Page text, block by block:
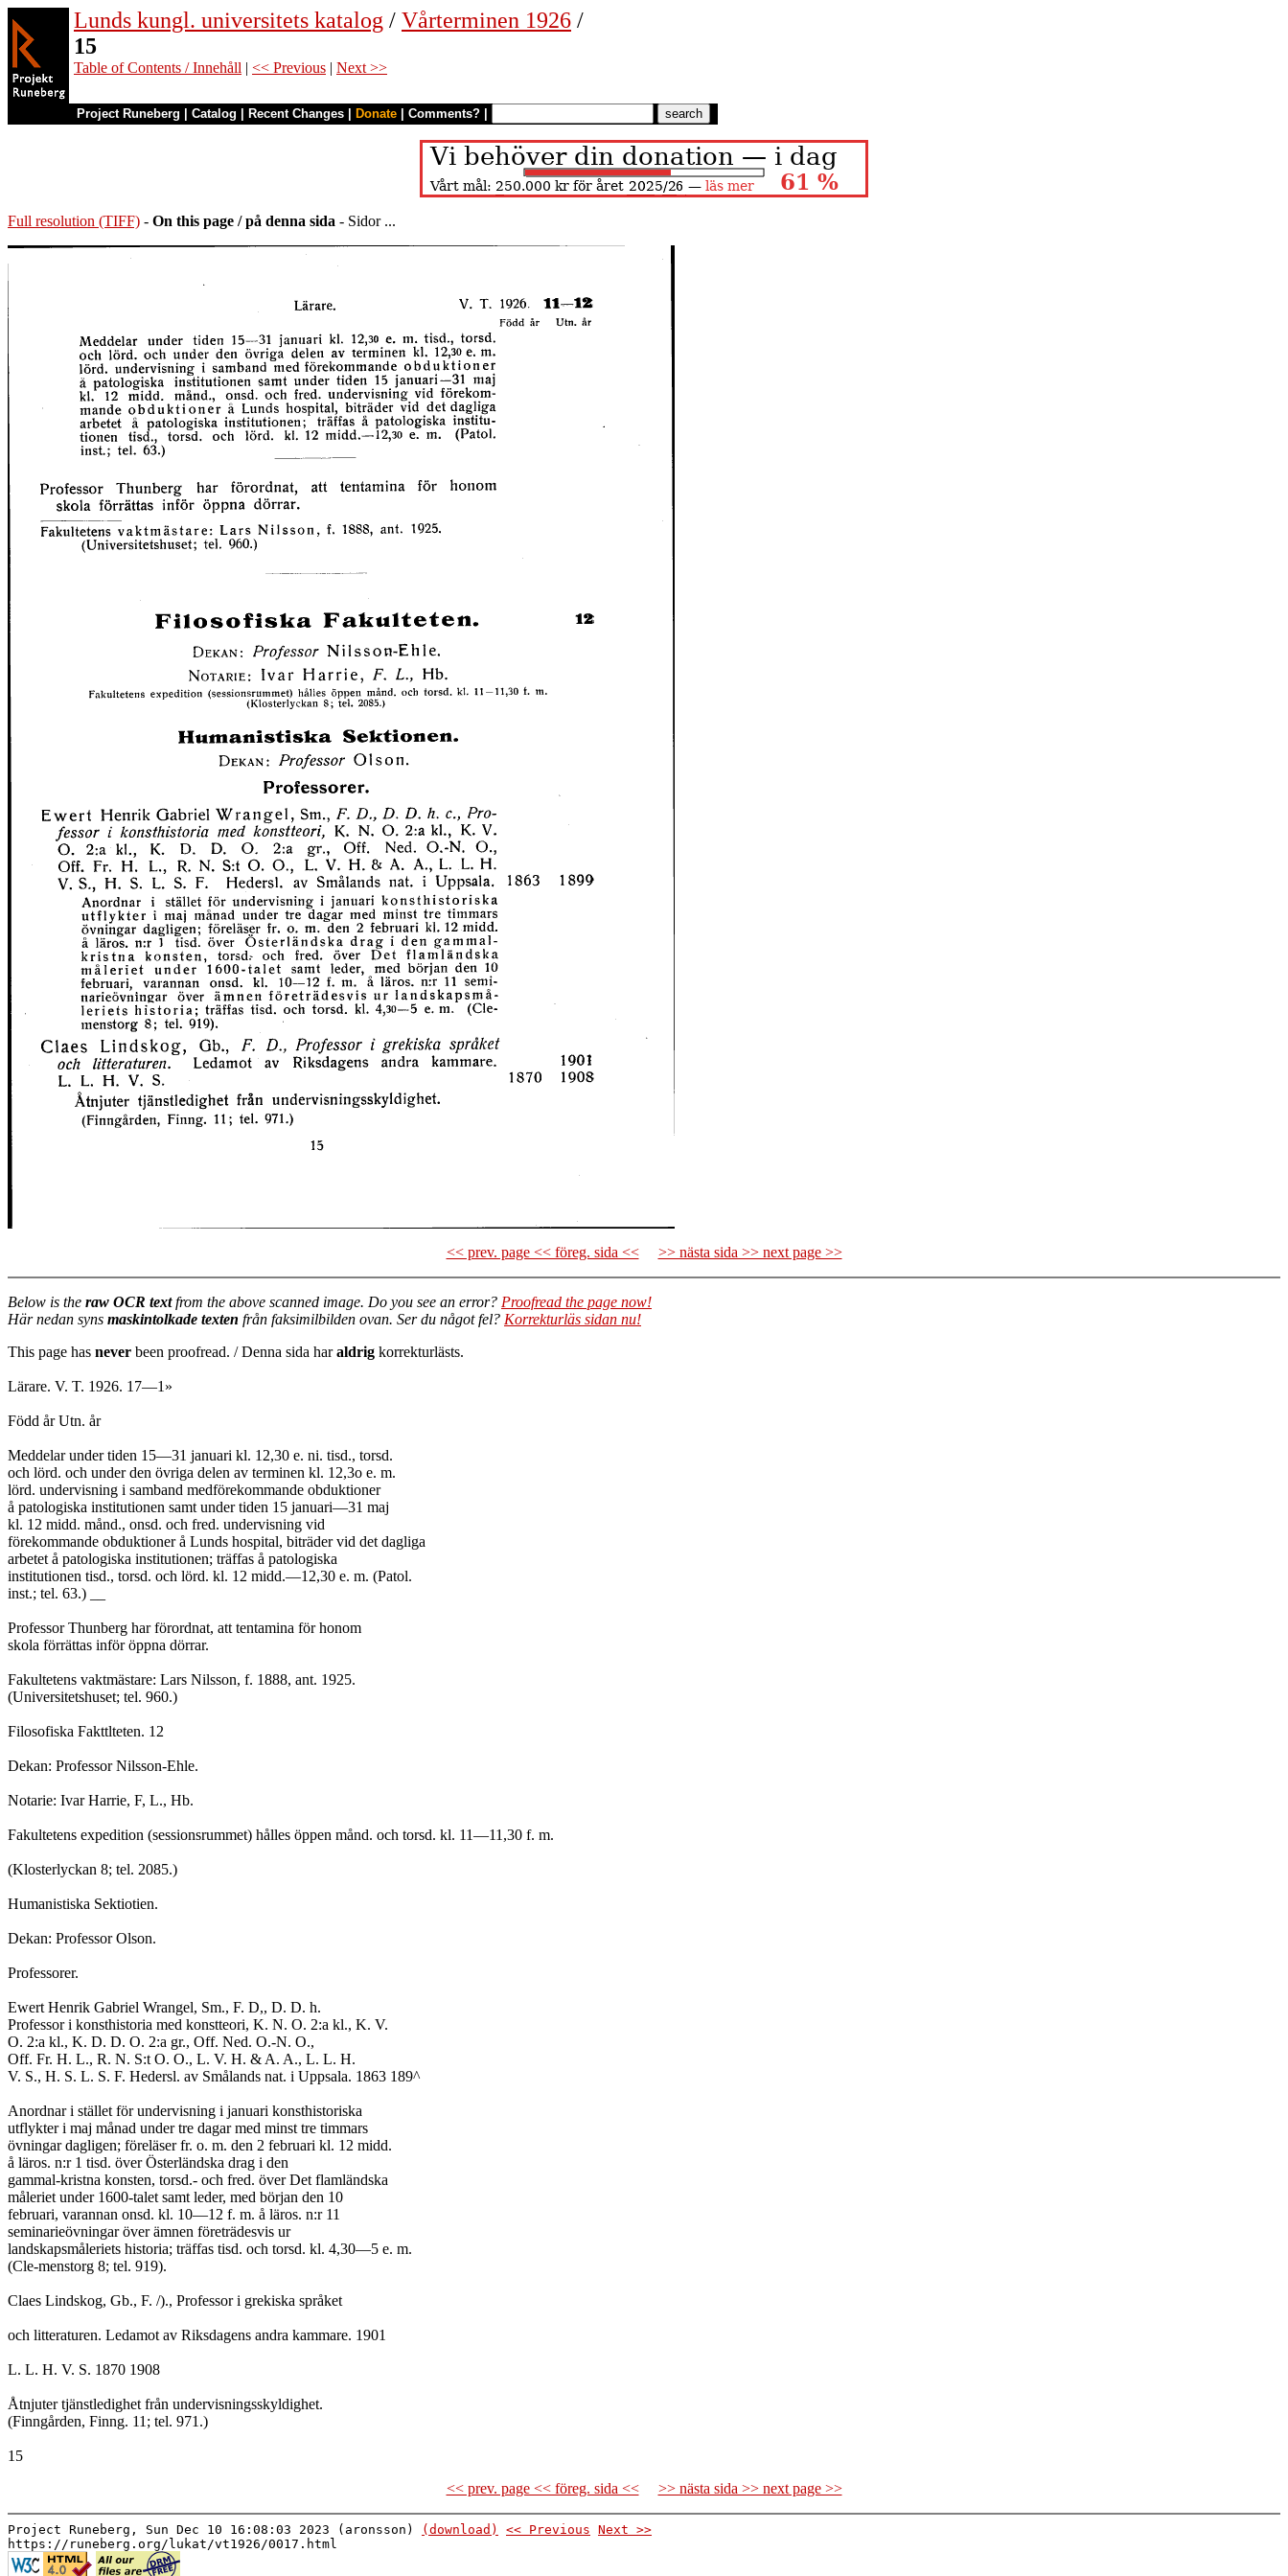
Lunds kungl. universitets katalog / Vårterminen 1926 /
15
Table of Contents / Innehåll | << Previous | Next >>
Project Runeberg Catalog Recent Changes Donate Comments?
Full resolution (TIFF) - On this page / på denna sida - Sidor ...
<< prev. page << föreg. sida << >> nästa sida >> next page >>
Below is the raw OCR textfrom the above scanned image. Do you see an error? Proofread the page now!
Här nedan syns maskintolkade texten från faksimilbilden ovan. Ser du något fel? Korrekturläs sidan nu!
This page has never been proofread. / Denna sida haraldrig korrekturlästs.
Lärare. V. T. 1926. 17—1»
Född år Utn. år
Meddelar under tiden 15—31 januari kl. 12,30 e. ni. tisd., torsd.
och lörd. och under den övriga delen av terminen kl. 12,3o e. m.
lörd. undervisning i samband medförekommande obduktioner
å patologiska institutionen samt under tiden 15 januari—31 maj
kl. 12 midd. månd., onsd. och fred. undervisning vid
förekommande obduktioner å Lunds hospital, biträder vid det dagliga
arbetet å patologiska institutionen; träffas å patologiska
institutionen tisd., torsd. och lörd. kl. 12 midd.—12,30 e. m. (Patol.
inst.; tel. 63.) __
Professor Thunberg har förordnat, att tentamina för honom
skola förrättas inför öppna dörrar.
Fakultetens vaktmästare: Lars Nilsson, f. 1888, ant. 1925.
(Universitetshuset; tel. 960.)
Filosofiska Fakttlteten. 12
Dekan: Professor Nilsson-Ehle.
Notarie: Ivar Harrie, F, L., Hb.
Fakultetens expedition (sessionsrummet) hålles öppen månd. och torsd. kl. 11—11,30 f. m.
(Klosterlyckan 8; tel. 2085.)
Humanistiska Sektiotien.
Dekan: Professor Olson.
Professorer.
Ewert Henrik Gabriel Wrangel, Sm., F. D,, D. D. h.
Professor i konsthistoria med konstteori, K. N. O. 2:a kl., K. V.
O. 2:a kl., K. D. D. O. 2:a gr., Off. Ned. O.-N. O.,
Off. Fr. H. L., R. N. S:t O. O., L. V. H. & A. A., L. L. H.
V. S., H. S. L. S. F. Hedersl. av Smålands nat. i Uppsala. 1863 189^
Anordnar i stället för undervisning i januari konsthistoriska
utflykter i maj månad under tre dagar med minst tre timmars
övningar dagligen; föreläser fr. o. m. den 2 februari kl. 12 midd.
å läros. n:r 1 tisd. över Österländska drag i den
gammal-kristna konsten, torsd.- och fred. över Det flamländska
måleriet under 1600-talet samt leder, med början den 10
februari, varannan onsd. kl. 10—12 f. m. å läros. n:r 11
seminarieövningar över ämnen företrädesvis ur
landskapsmåleriets historia; träffas tisd. och torsd. kl. 4,30—5 e. m.
(Cle-menstorg 8; tel. 919).
Claes Lindskog, Gb., F. /)., Professor i grekiska språket
och litteraturen. Ledamot av Riksdagens andra kammare. 1901
L. L. H. V. S. 1870 1908
Åtnjuter tjänstledighet från undervisningsskyldighet.
(Finngården, Finng. 11; tel. 971.)
15
<< prev. page << föreg. sida <<
>> nästa sida >> next page >>
Project Runeberg, Sun Dec 10 16:08:03 2023 (aronsson) (download) << Previous Next >>
https://runeberg.org/lukat/vt1926/0017.html